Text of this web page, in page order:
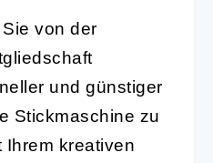
von der
und günstiger
Stickmaschine zu
kreativen